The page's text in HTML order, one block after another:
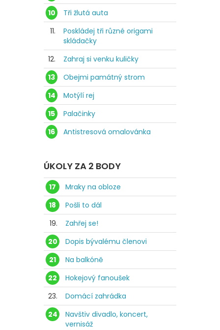
10
Tři žlutá auta
11.
Poskládej tři různé origami
skládačky
12.
Zahraj si venku kuličky
13
Obejmi památný strom
14
Motýlí rej
15
Palačinky
16
Antistresová omalovánka
ÚKOLY ZA 2 BODY
17
Mraky na obloze
18
Pošli to dál
19.
Zahřej se!
20
Dopis bývalému členovi
21
Na balkóně
22
Hokejový fanoušek
23.
Domácí zahrádka
24
Navštiv divadlo, koncert,
vernisáž